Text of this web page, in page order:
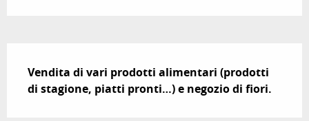
Vendita di vari prodotti alimentari (prodotti
di stagione, piatti pronti…) e negozio di fiori.